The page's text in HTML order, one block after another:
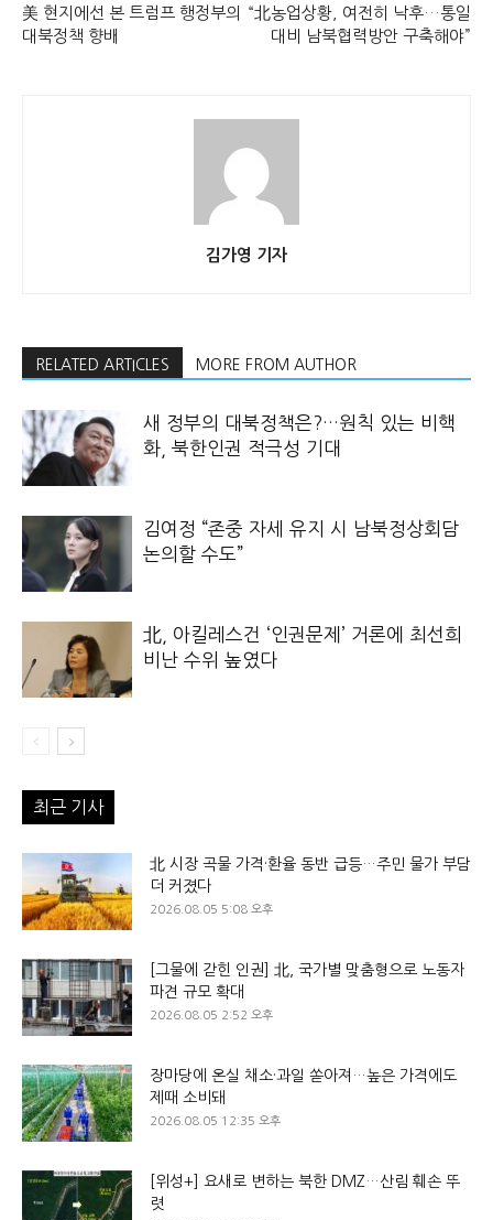
美 현지에선 본 트럼프 행정부의
대북정책 향배
“北농업상황, 여전히 낙후…통일
대비 남북협력방안 구축해야”
김가영 기자
RELATED ARTICLES MORE FROM AUTHOR
새 정부의 대북정책은?…원칙 있는 비핵
화, 북한인권 적극성 기대
김여정 “존중 자세 유지 시 남북정상회담
논의할 수도”
北, 아킬레스건 ‘인권문제’ 거론에 최선희
비난 수위 높였다
최근 기사
北 시장 곡물 가격·환율 동반 급등…주민 물가 부담
더 커졌다
2026.08.05 5:08 오후
[그물에 갇힌 인권] 北, 국가별 맞춤형으로 노동자
파견 규모 확대
2026.08.05 2:52 오후
장마당에 온실 채소·과일 쏟아져…높은 가격에도
제때 소비돼
2026.08.05 12:35 오후
[위성+] 요새로 변하는 북한 DMZ…산림 훼손 뚜
렷